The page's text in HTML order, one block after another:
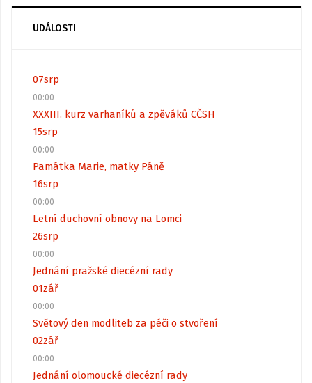
UDÁLOSTI
07srp
00:00
XXXIII. kurz varhaníků a zpěváků CČSH
15srp
00:00
Památka Marie, matky Páně
16srp
00:00
Letní duchovní obnovy na Lomci
26srp
00:00
Jednání pražské diecézní rady
01zář
00:00
Světový den modliteb za péči o stvoření
02zář
00:00
Jednání olomoucké diecézní rady